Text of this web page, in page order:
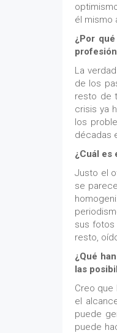
él mismo
¿Por
La
de los
resto de
crisis ya
los
décadas
¿Cuál es
Justo el
se
sus fotos
resto,
¿Qué
las
Creo que
el
puede
puede